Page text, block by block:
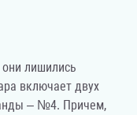
они лишились
включает двух
– №4. Причем,